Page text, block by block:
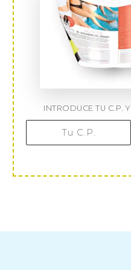
INTRODUCE TU C.P. Y